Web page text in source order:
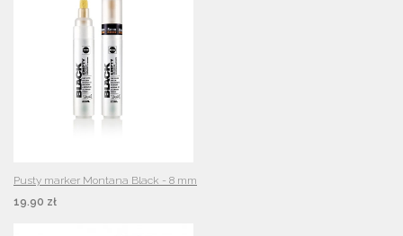
Pusty marker Montana Black - 8 mm
19.90 zł